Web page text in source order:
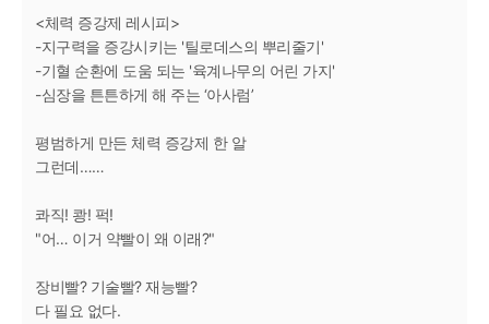
<체력 증강제 레시피>
-지구력을 증강시키는 '틸로데스의 뿌리줄기'
-기혈 순환에 도움 되는 '육계나무의 어린 가지'
-심장을 튼튼하게 해 주는 ‘아사럼’
평범하게 만든 체력 증강제 한 알
그런데……
콰직! 쾅! 퍽!
"어… 이거 약빨이 왜 이래?"
장비빨? 기술빨? 재능빨?
다 필요 없다.